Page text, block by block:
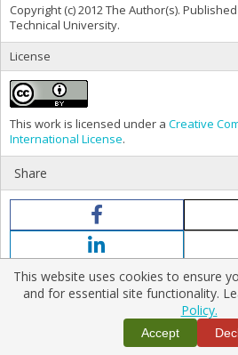
Copyright (c) 2012 The Author(s).
Technical University.
License
This work is licensed under a Creative
International License.
Share
Home|Policies|
Copyright © 2026 Vilnius Gediminas
Platform & workflow by
This website uses cookies to ensure
and for essential site functionality.
Policy.
Accept